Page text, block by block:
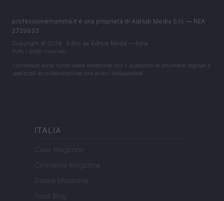
professionemamma.it è una proprietà di AdHub Media S.r.l. — REA
2729933
Copyright © 2026 · Edito da AdHub Media — Italia
Tutti i diritti riservati
I contenuti sono curati dalla redazione con il supporto di strumenti digitali e
realizzati in collaborazione con autori indipendenti.
ITALIA
Casa Magazine
Cineverse Magazine
Donne Magazine
Food Blog